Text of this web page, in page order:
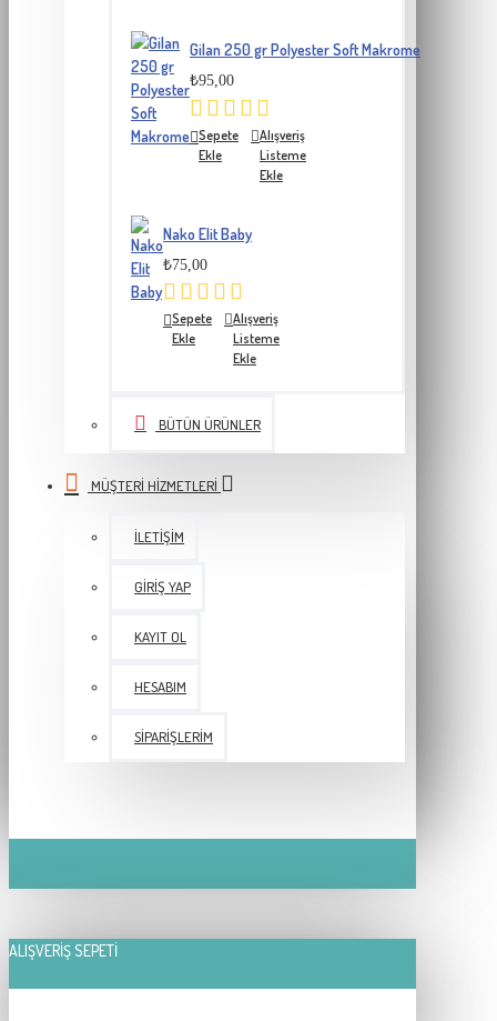
Gilan 250 gr Polyester Soft Makrome
₺95,00
Sepete
Ekle
Alışveriş
Listeme
Ekle
Nako Elit Baby
₺75,00
Sepete
Ekle
Alışveriş
Listeme
Ekle
BÜTÜN ÜRÜNLER
MÜŞTERI HIZMETLERI
İLETIŞIM
GIRIŞ YAP
KAYIT OL
HESABIM
SIPARIŞLERIM
ALIŞVERIŞ SEPETI